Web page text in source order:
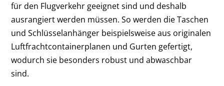
für den Flugverkehr geeignet sind und deshalb
ausrangiert werden müssen. So werden die Taschen
und Schlüsselanhänger beispielsweise aus originalen
Luftfrachtcontainerplanen und Gurten gefertigt,
wodurch sie besonders robust und abwaschbar
sind.